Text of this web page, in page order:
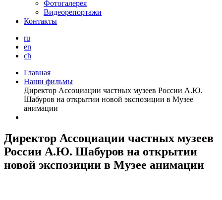
Фотогалерея
Видеорепортажи
Контакты
ru
en
ch
Главная
Наши фильмы
Директор Ассоциации частных музеев России А.Ю.
Шабуров на открытии новой экспозиции в Музее
анимации
Директор Ассоциации частных музеев
России А.Ю. Шабуров на открытии
новой экспозиции в Музее анимации